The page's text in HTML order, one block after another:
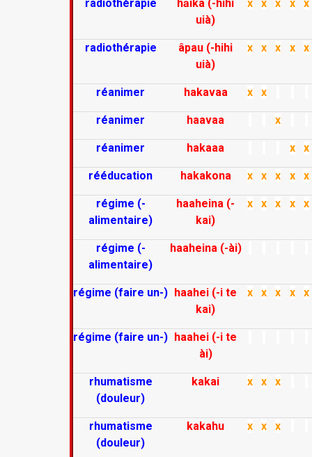
radiothérapie
hāika (-hihi
uià)
x x x x x
radiothérapie
âpau (-hihi
uià)
x x x x x
réanimer hakavaa x x
réanimer haavaa x
réanimer hakaaa x x
rééducation hakakona x x x x x
régime (-
alimentaire)
haaheina (-
kai)
x x x x x
régime (-
alimentaire)
haaheina (-ài)
régime (faire un-) haahei (-i te
kai)
x x x x x
régime (faire un-) haahei (-i te
ài)
rhumatisme
(douleur)
kakai x x x
rhumatisme
(douleur)
kakahu x x x